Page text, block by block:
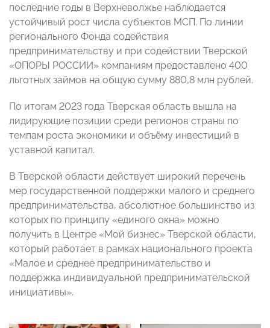
последние годы в Верхневолжье наблюдается
устойчивый рост числа субъектов МСП. По линии
регионального Фонда содействия
предпринимательству и при содействии Тверской
«ОПОРЫ РОССИИ» компаниям предоставлено 400
льготных займов на общую сумму 880,8 млн рублей.
По итогам 2023 года Тверская область вышла на
лидирующие позиции среди регионов страны по
темпам роста экономики и объёму инвестиций в
уставной капитал.
В Тверской области действует широкий перечень
мер государственной поддержки малого и среднего
предпринимательства, абсолютное большинство из
которых по принципу «единого окна» можно
получить в Центре «Мой бизнес» Тверской области,
который работает в рамках национального проекта
«Малое и среднее предпринимательство и
поддержка индивидуальной предпринимательской
инициативы».